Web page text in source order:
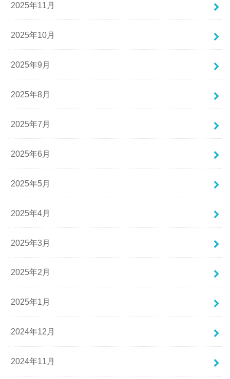
2025年11月
2025年10月
2025年9月
2025年8月
2025年7月
2025年6月
2025年5月
2025年4月
2025年3月
2025年2月
2025年1月
2024年12月
2024年11月